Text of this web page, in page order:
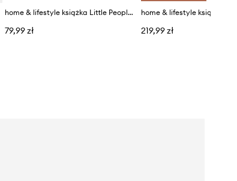
home & lifestyle książka Little People, Big Dreams 87 Queen Elizabeth by Maria Isabel Sanchez Vegara, English
79,99 zł 219,99 zł